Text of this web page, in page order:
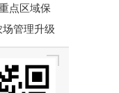
点区域保
管理升级